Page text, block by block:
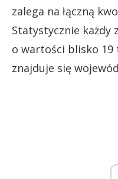
zalega na łączną
Statystycznie każdy
o wartości blisko 19
znajduje się